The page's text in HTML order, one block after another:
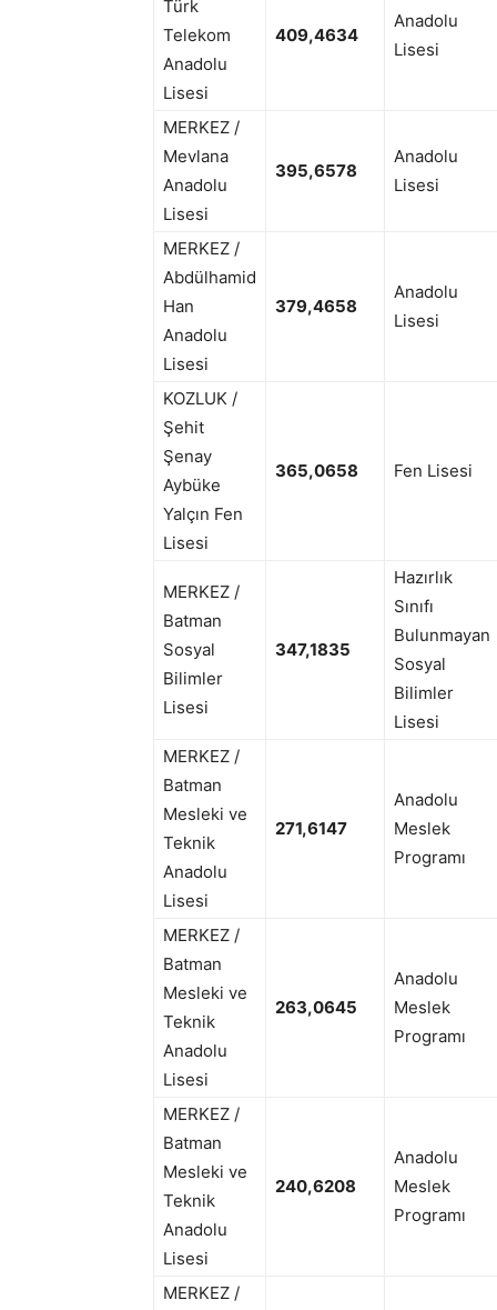
Türk
Telekom
Anadolu
Lisesi
409,4634
Anadolu
Lisesi
MERKEZ /
Mevlana
Anadolu
Lisesi
395,6578
Anadolu
Lisesi
MERKEZ /
Abdülhamid
Han
Anadolu
Lisesi
379,4658
Anadolu
Lisesi
KOZLUK /
Şehit
Şenay
Aybüke
Yalçın Fen
Lisesi
365,0658 Fen Lisesi
MERKEZ /
Batman
Sosyal
Bilimler
Lisesi
347,1835
Hazırlık
Sınıfı
Bulunmayan
Sosyal
Bilimler
Lisesi
MERKEZ /
Batman
Mesleki ve
Teknik
Anadolu
Lisesi
271,6147
Anadolu
Meslek
Programı
MERKEZ /
Batman
Mesleki ve
Teknik
Anadolu
Lisesi
263,0645
Anadolu
Meslek
Programı
MERKEZ /
Batman
Mesleki ve
Teknik
Anadolu
Lisesi
240,6208
Anadolu
Meslek
Programı
MERKEZ /